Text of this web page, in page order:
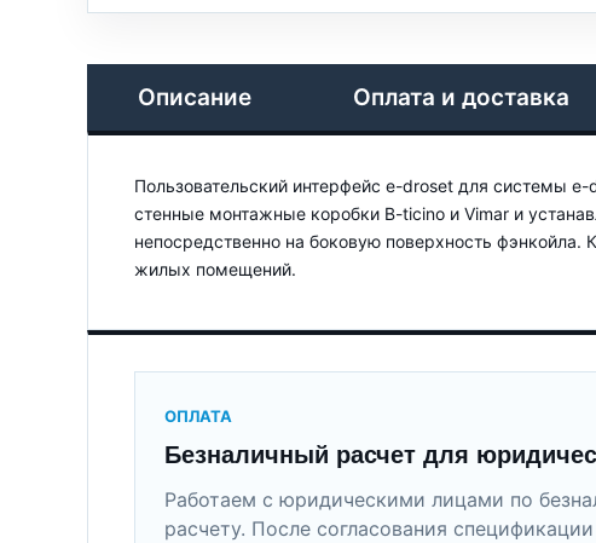
Описание Оплата и доставка
Пользовательский интерфейс e-droset для системы
стенные монтажные коробки B-ticino и Vimar и
непосредственно на боковую поверхность
жилых помещений.
ОПЛАТА
Безналичный расчет для
Работаем с юридическими лицами по
расчету. После согласования